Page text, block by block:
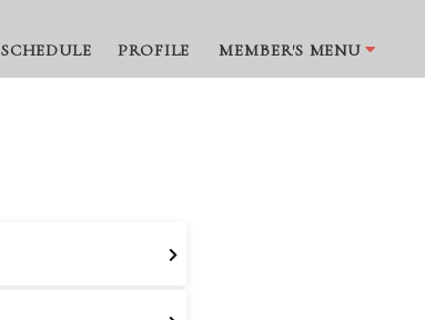
SCHEDULE PROFILE MEMBER'S MENU